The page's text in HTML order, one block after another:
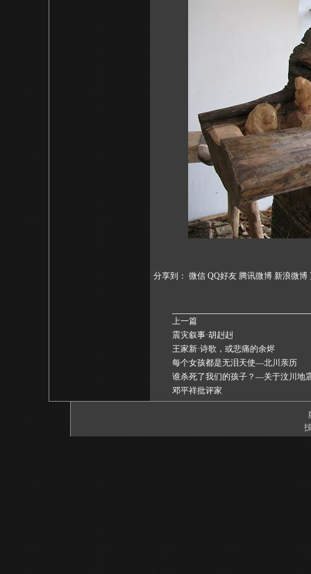
分享到： 微信 QQ好友 腾讯微博 新浪微博
上一篇
震灾叙事·胡赳赳
王家新·诗歌，或悲痛的余烬
每个女孩都是无泪天使—北川亲历
谁杀死了我们的孩子？—关于汶川地
邓平祥批评家